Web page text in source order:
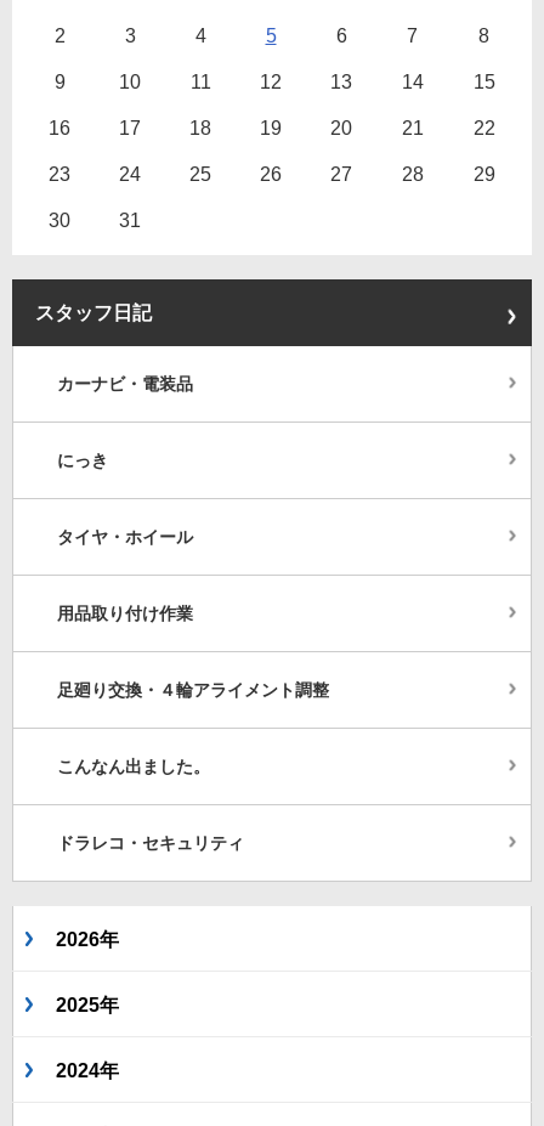
2 3 4 5 6 7 8
9 10 11 12 13 14 15
16 17 18 19 20 21 22
23 24 25 26 27 28 29
30 31
スタッフ日記
カーナビ・電装品
にっき
タイヤ・ホイール
用品取り付け作業
足廻り交換・４輪アライメント調整
こんなん出ました。
ドラレコ・セキュリティ
2026年
2025年
2024年